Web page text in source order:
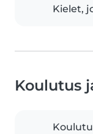
Kielet,
Koulutus